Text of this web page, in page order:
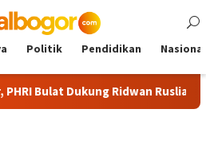
Politik Pendidikan Nasional
Dukung Ridwan Rusliadi